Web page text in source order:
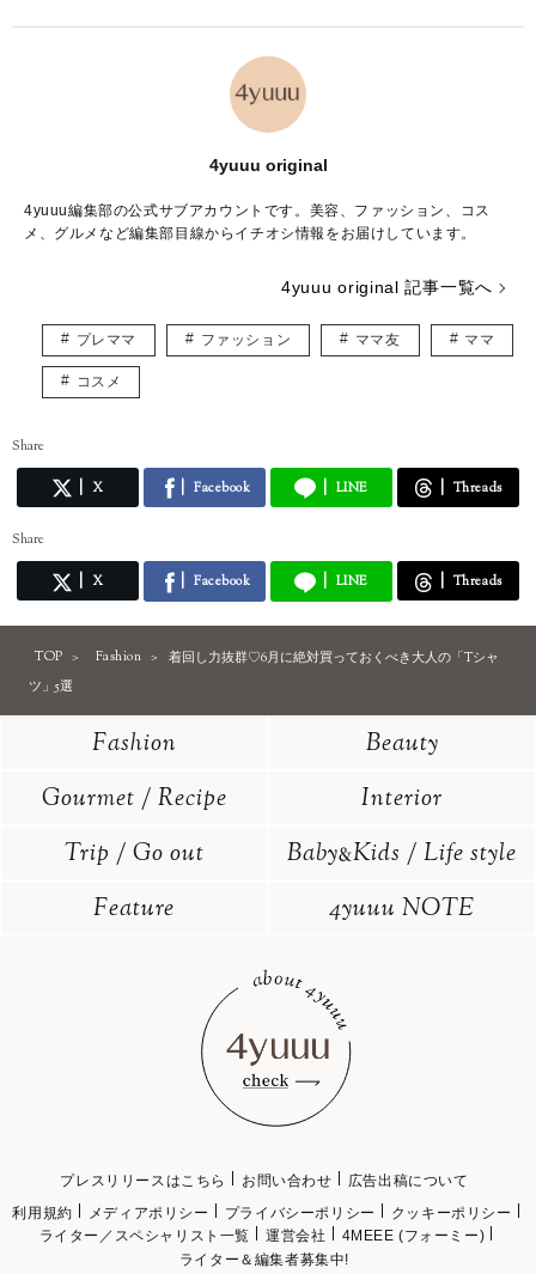
4yuuu original
4yuuu編集部の公式サブアカウントです。美容、ファッション、コス
メ、グルメなど編集部目線からイチオシ情報をお届けしています。
4yuuu original 記事一覧へ
プレママ ファッション ママ友 ママ
コスメ
Share
X Facebook LINE Threads
Share
X Facebook LINE Threads
TOP Fashion
着回し力抜群♡6月に絶対買っておくべき大人の「Tシャ
ツ」5選
Fashion
Beauty
Gourmet / Recipe
Interior
Trip / Go out
Baby&Kids / Life style
Feature
4yuuu NOTE
プレスリリースはこちら お問い合わせ
広告出稿について
利用規約
メディアポリシー プライバシーポリシー
クッキーポリシー
ライター／スペシャリスト一覧
運営会社
4MEEE (フォーミー)
ライター＆編集者募集中!